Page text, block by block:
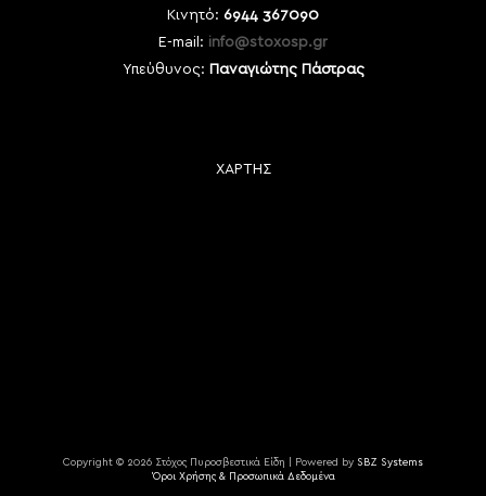
Κινητό: 6944 367090
E-mail: info@stoxosp.gr
Υπεύθυνος: Παναγιώτης Πάστρας
ΧΑΡΤΗΣ
Copyright © 2026 Στόχος Πυροσβεστικά Είδη | Powered by SBZ Systems
Όροι Χρήσης & Προσωπικά Δεδομένα